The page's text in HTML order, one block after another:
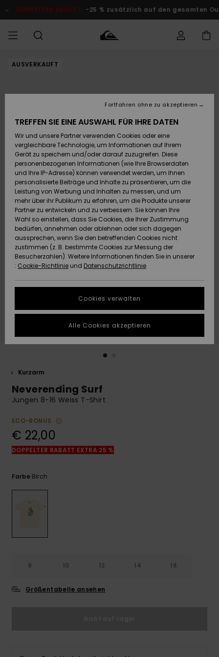
Produktinformation
DOPPELTER RABATT -25 % zusätzlich auf den gesamten
MÄNNER
Accessoires
Schuhe&
Flip-Flops
Surf
Snow
Brandneu
Highlights
JUNGEN
Accessoires
Schuhe&
Flip-Flops
Surf
Snow
Brandneu
Highlights
FRAUEN
Brandneu
Highlights
Snow
SURF
Kinder
Highlights
Community
SNOW
Kinder
Snow Shop
Damen
Highlights
Community
DOPPELTER
RABATT
KINDER
Outlet
Frauen
HILFE & KONTAKT
Versand
Retouren
Bezahlung
Geschenkkarte
Quiksilver
Freedom
Datenschutz
Starten Sie eine
Unterhaltung,
schnellste
Antwort auf Ihre
Frage zu
erhalten.
Finden Sie
NACHHALTIGKEIT
WUNSCHLISTE
AUSVERKAUFT
Kurzarm
Neverending Surf
Jungen 8-16 Weiss T-Shirt
ECO-BONUS
€ 22,00
DOPPELTER RABATT EXTRA 25 %
Farbe Birch
8 10 12 14 16
Größentabelle ansehen
TREFFEN SIE EINE AUSWAHL FÜR IHRE DATEN
Wir und unsere Partner verwenden Cookies oder eine
vergleichbare Technologie, um Informationen auf Ihrem
Gerät zu speichern und/oder darauf zuzugreifen. Diese
personenbezogenen Informationen (wie Ihre Browserdaten
und Ihre IP-Adresse) können verwendet werden, um Ihnen
personalisierte Beiträge und Inhalte zu präsentieren, um die
Leistung von Werbung und Inhalten zu messen, und um
mehr über ihr Publikum zu erfahren, um die Produkte unserer
Partner zu entwickeln und zu verbessern. Sie können Ihre
Wahl so einstellen, dass Sie Cookies, die Ihrer Zustimmung
bedürfen, annehmen oder ablehnen oder sich dagegen
aussprechen, wenn Sie den betreffenden Cookies nicht
zustimmen (z. B. bestimmte Cookies zur Messung der
Besucherzahlen). Weitere Informationen finden Sie in unserer
: Cookie-Richtlinie und Datenschutzrichtlinie
Cookies verwalten
Fortfahren ohne zu akzeptieren
Alle Cookies akzeptieren